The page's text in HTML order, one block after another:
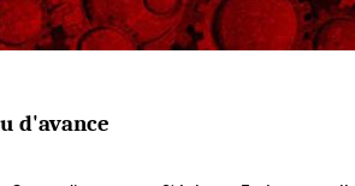
d'avance